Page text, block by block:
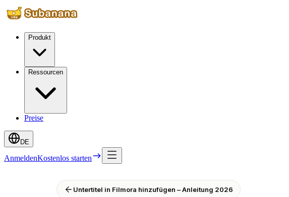
Produkt
Ressourcen
Preise
DE
AnmeldenKostenlos starten
Untertitel in Filmora hinzufügen – Anleitung 2026